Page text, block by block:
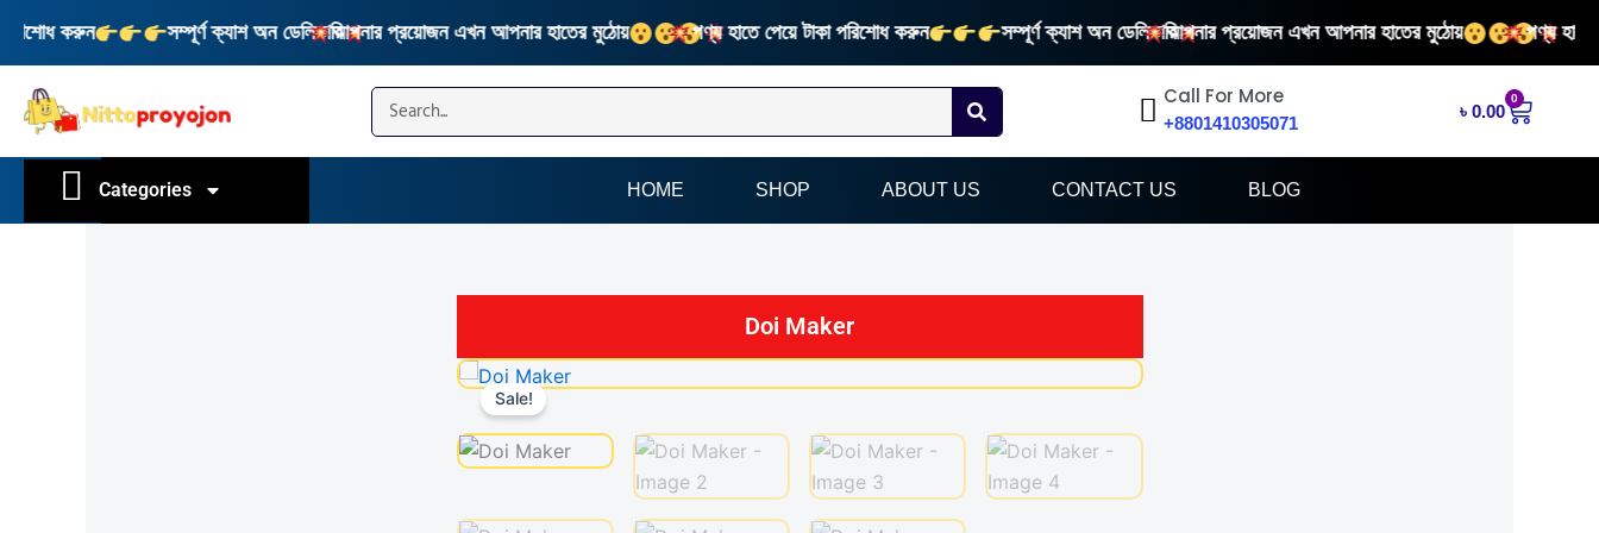
করুন সম্পূর্ণ ক্যাশ অন ডেলিভারিআপনার প্রয়োজন এখন আপনার হাতের মুঠোয় পণ্য হাতে পেয়ে টাকা পরিশোধ করুন সম্পূর্ণ ক্যাশ অন ডেলিভারিআপনার প্রয়োজন এখন আপনার হাতের মুঠোয় পণ্য হাতে
Search Call For More
+8801410305071
৳ 0.00
0
Cart
Categories HOME SHOP ABOUT US CONTACT US BLOG
Doi Maker
Sale!